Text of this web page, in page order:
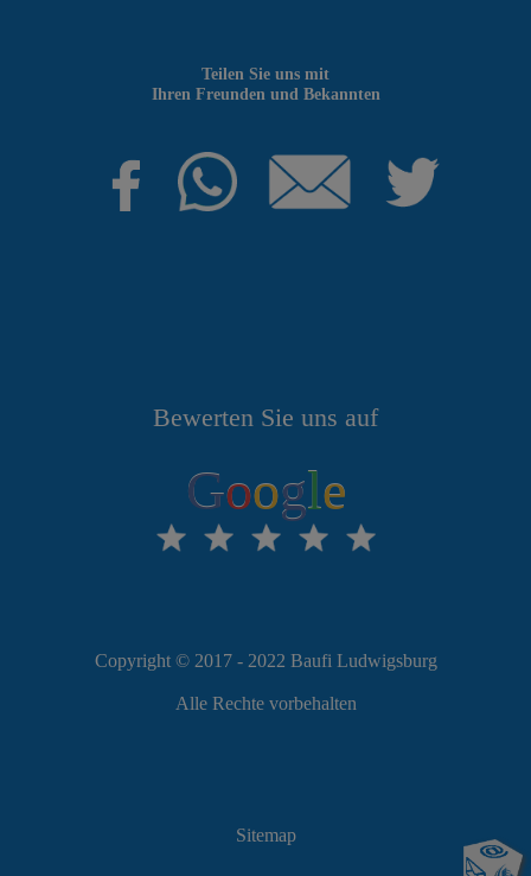
Bewerten Sie uns auf
Google
Teilen Sie uns mit
Ihren Freunden und Bekannten
Copyright © 2017 - 2022 Baufi Ludwigsburg
Alle Rechte vorbehalten
Sitemap